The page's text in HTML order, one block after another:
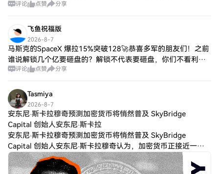
上的消息面了，能不能刺激一下市场，隔壁美股都走过山车
评论 点赞 分享
飞鱼祝福版
2026-8-7
马斯克的SpaceX 爆拉15%突破128🚀恭喜多军的朋友们！之前
谁说解锁几个亿要砸盘的？解锁不代表要砸盘，你们不看利润
爆涨？你不给人家原始股东想着吃波大的？先拉在砸？ #SPCX
评论 点赞 分享
Tasmiya
2026-8-7
安东尼·斯卡拉穆奇预测加密货币将悄然普及 SkyBridge
Capital 创始人安东尼·斯卡拉
安东尼·斯卡拉穆奇预测加密货币将悄然普及 SkyBridge
Capital 创始人安东尼·斯卡拉穆奇认为，加密货币正接近一个
阶段，届时主流用户将在不知不觉中与区块链技术互动。 这位
著名的比特币倡导者